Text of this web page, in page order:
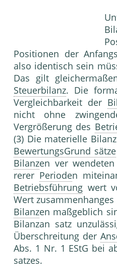
Positionen der
also identisch sein
Das gilt
Steuerbilanz. Die
Vergleichbarkeit der
nicht ohne
Vergrößerung des
(3) Die materielle
BewertungsGrund sätze
Bilanzen ver wendeten
rerer Perioden
Betriebsführung wert
Wert
Bilanzen maßgeblich
Bilanzan satz
Überschreitung der
Abs. 1 Nr. 1 EStG bei
satzes.